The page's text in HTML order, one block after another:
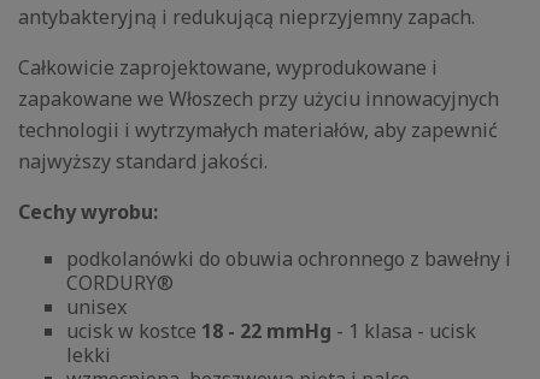
antybakteryjną i redukującą nieprzyjemny zapach.
Całkowicie zaprojektowane, wyprodukowane i
zapakowane we Włoszech przy użyciu innowacyjnych
technologii i wytrzymałych materiałów, aby zapewnić
najwyższy standard jakości.
Cechy wyrobu:
podkolanówki do obuwia ochronnego z bawełny i
CORDURY®
unisex
ucisk w kostce 18 - 22 mmHg - 1 klasa - ucisk
lekki